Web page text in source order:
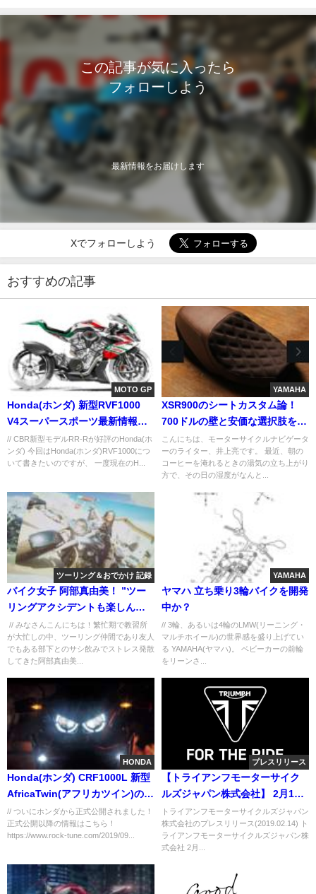
この記事が気に入ったら
フォローしよう
最新情報をお届けします
Xでフォローしよう
おすすめの記事
MOTO GP
Honda(ホンダ) 新型RVF1000
V4スーパースポーツ最新情報ま
とめ！
// CBR新型モデルRR-Rが好評のHonda(ホ
ンダ) 今回はHonda(ホンダ)RVF1000につ
いて書きたいのですが、 一度現在のH...
YAMAHA
XSR900のシートカスタム論！
700ドルの壁と安価な選択肢をヤ
マハ党が分析
こんにちは、モーターサイクルナビゲータ
ーのライター、井上亮です。 最近、朝の
コーヒーを淹れるときの湯気の立ち上がり
方で、その日の湿度がなんと...
ツーリング＆おでかけ 記録
バイク女子 阿部真由美！ ”ツー
リングアクシデントも楽しんじ
ゃう！”
// みなさんこんにちは！繁忙期で教習所
が大忙しの中、ツーリング仲間であり友人
でもある部下とのサシ飲みでストレス発散
してきた阿部真由美...
YAMAHA
ヤマハ 立ち乗り3輪バイクを開発
中か？
// 3輪、あるいは4輪のLMW(リーニング・
マルチホイール)の世界感を盛り上げてい
る YAMAHA(ヤマハ)。 ベビーカーの前輪
をリーンさ...
HONDA
Honda(ホンダ) CRF1000L 新型
AfricaTwin(アフリカツイン)の最
新情報まとめ！
// ついにホンダから正式公開されました！
正式公開以降の情報はこちら！
https://www.rock-tune.com/2019/09...
プレスリリース
【トライアンフモーターサイク
ルズジャパン株式会社】 2月16
日（土）よりトライアンフ新型
SPEED TWIN デビューフェア開
催のご案内
トライアンフモーターサイクルズジャパン
株式会社のプレスリリース(2019.02.14) ト
ライアンフモーターサイクルズジャパン株
式会社 2月...